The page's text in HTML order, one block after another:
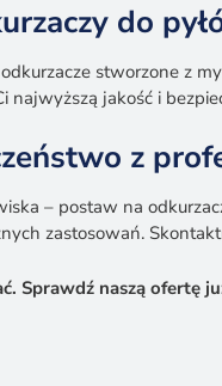
do
stworzone z
najwyższą jakość i
z
– postaw na
zastosowań.
Sprawdź naszą ofertę